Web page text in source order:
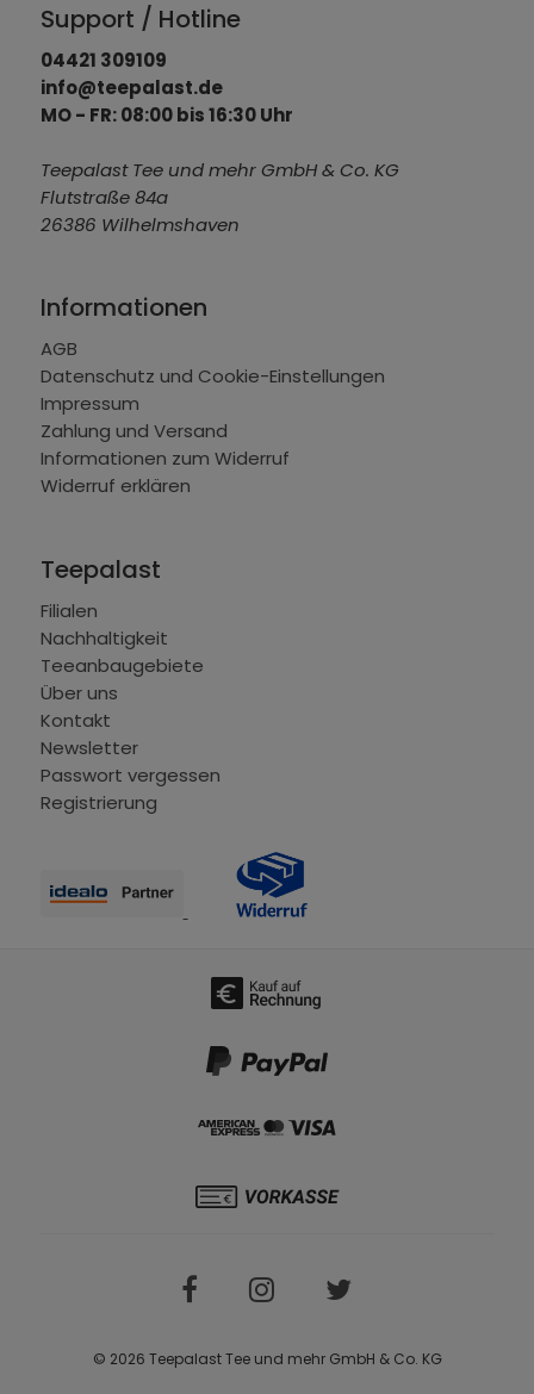
Support / Hotline
04421 309109
info@teepalast.de
MO - FR: 08:00 bis 16:30 Uhr
Teepalast Tee und mehr GmbH & Co. KG
Flutstraße 84a
26386 Wilhelmshaven
Informationen
AGB
Datenschutz und Cookie-Einstellungen
Impressum
Zahlung und Versand
Informationen zum Widerruf
Widerruf erklären
Teepalast
Filialen
Nachhaltigkeit
Teeanbaugebiete
Über uns
Kontakt
Newsletter
Passwort vergessen
Registrierung
© 2026 Teepalast Tee und mehr GmbH & Co. KG